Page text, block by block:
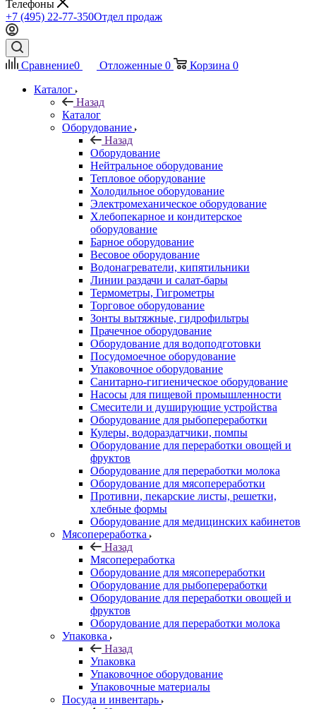
Телефоны
+7 (495) 22-77-350Отдел продаж
Сравнение0 Отложенные 0 Корзина 0
Каталог
Назад
Каталог
Оборудование
Назад
Оборудование
Нейтральное оборудование
Тепловое оборудование
Холодильное оборудование
Электромеханическое оборудование
Хлебопекарное и кондитерское
оборудование
Барное оборудование
Весовое оборудование
Водонагреватели, кипятильники
Линии раздачи и салат-бары
Термометры, Гигрометры
Торговое оборудование
Зонты вытяжные, гидрофильтры
Прачечное оборудование
Оборудование для водоподготовки
Посудомоечное оборудование
Упаковочное оборудование
Санитарно-гигиеническое оборудование
Насосы для пищевой промышленности
Смесители и душирующие устройства
Оборудование для рыбопереработки
Кулеры, водораздатчики, помпы
Оборудование для переработки овощей и
фруктов
Оборудование для переработки молока
Оборудование для мясопереработки
Противни, пекарские листы, решетки,
хлебные формы
Оборудование для медицинских кабинетов
Мясопереработка
Назад
Мясопереработка
Оборудование для мясопереработки
Оборудование для рыбопереработки
Оборудование для переработки овощей и
фруктов
Оборудование для переработки молока
Упаковка
Назад
Упаковка
Упаковочное оборудование
Упаковочные материалы
Посуда и инвентарь